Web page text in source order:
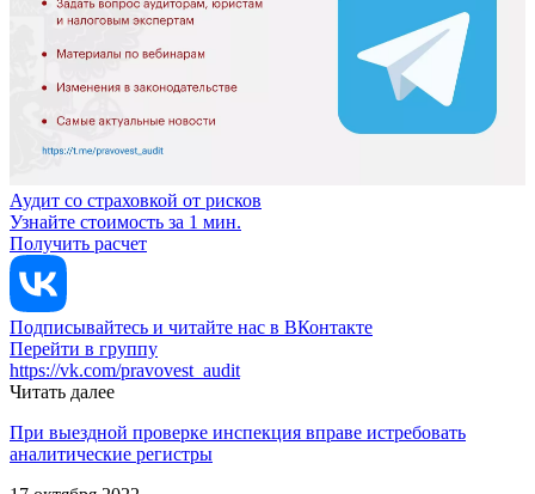
Аудит со страховкой от рисков
Узнайте стоимость за 1 мин.
Получить расчет
Подписывайтесь и читайте нас в ВКонтакте
Перейти в группу
https://vk.com/pravovest_audit
Читать далее
При выездной проверке инспекция вправе истребовать
аналитические регистры